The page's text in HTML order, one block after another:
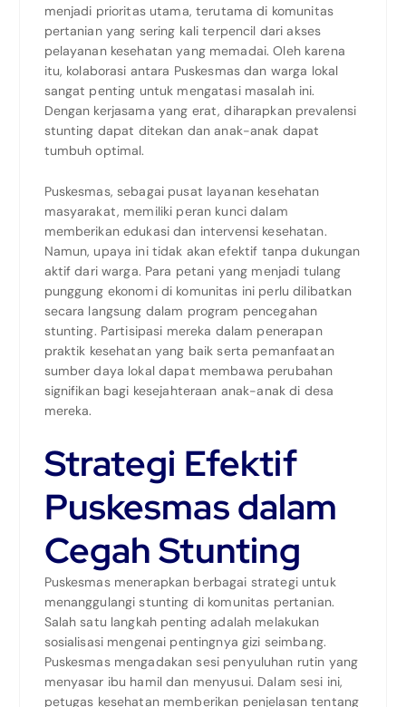
menjadi prioritas utama, terutama di komunitas
pertanian yang sering kali terpencil dari akses
pelayanan kesehatan yang memadai. Oleh karena
itu, kolaborasi antara Puskesmas dan warga lokal
sangat penting untuk mengatasi masalah ini.
Dengan kerjasama yang erat, diharapkan prevalensi
stunting dapat ditekan dan anak-anak dapat
tumbuh optimal.
Puskesmas, sebagai pusat layanan kesehatan
masyarakat, memiliki peran kunci dalam
memberikan edukasi dan intervensi kesehatan.
Namun, upaya ini tidak akan efektif tanpa dukungan
aktif dari warga. Para petani yang menjadi tulang
punggung ekonomi di komunitas ini perlu dilibatkan
secara langsung dalam program pencegahan
stunting. Partisipasi mereka dalam penerapan
praktik kesehatan yang baik serta pemanfaatan
sumber daya lokal dapat membawa perubahan
signifikan bagi kesejahteraan anak-anak di desa
mereka.
Strategi Efektif
Puskesmas dalam
Cegah Stunting
Puskesmas menerapkan berbagai strategi untuk
menanggulangi stunting di komunitas pertanian.
Salah satu langkah penting adalah melakukan
sosialisasi mengenai pentingnya gizi seimbang.
Puskesmas mengadakan sesi penyuluhan rutin yang
menyasar ibu hamil dan menyusui. Dalam sesi ini,
petugas kesehatan memberikan penjelasan tentang